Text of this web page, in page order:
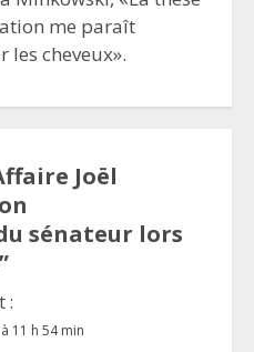
me paraît
cheveux».
Joël
sénateur lors
”
:
11 h 54 min